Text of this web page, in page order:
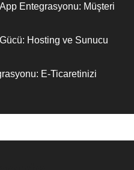
Entegrasyonu: Müşteri
Hosting ve Sunucu
E-Ticaretinizi